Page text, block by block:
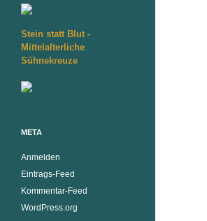
Stein statt Blut -
Mittelalterliche
Sühnekreuze
META
Anmelden
Eintrags-Feed
Kommentar-Feed
WordPress.org